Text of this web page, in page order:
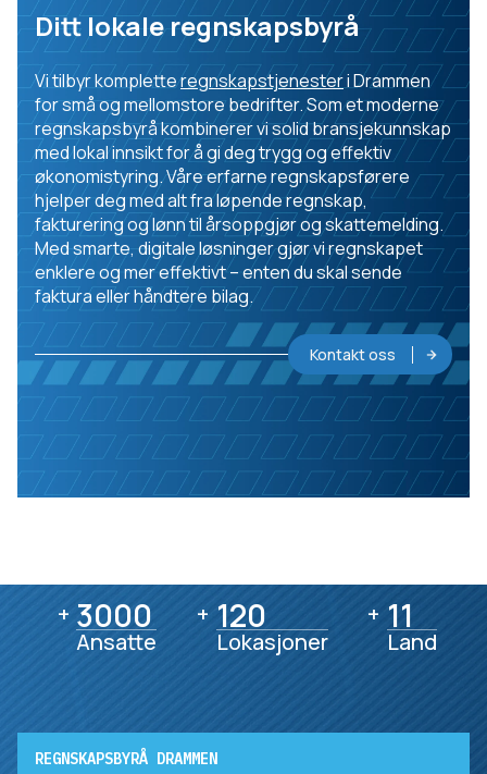
Ditt lokale regnskapsbyrå
Vi tilbyr kompletteregnskapstjenesteri Drammen
for små og mellomstore bedrifter. Som et moderne
regnskapsbyrå kombinerer vi solid bransjekunnskap
med lokal innsikt for å gi deg trygg og effektiv
økonomistyring. Våre erfarne regnskapsførere
hjelper deg med alt fra løpende regnskap,
fakturering og lønn til årsoppgjør og skattemelding.
Med smarte, digitale løsninger gjør vi regnskapet
enklere og mer effektivt – enten du skal sende
faktura eller håndtere bilag.
Kontakt oss
+ 3000
3000
Ansatte
+ 120
120
Lokasjoner
+ 11
11
Land
REGNSKAPSBYRÅ DRAMMEN